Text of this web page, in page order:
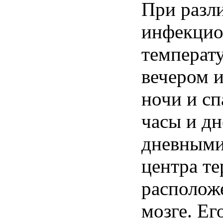
При
вечером
ночи и
часы и
центра
мозге.